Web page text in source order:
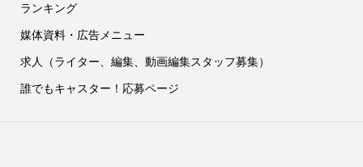
ランキング
媒体資料・広告メニュー
求人（ライター、編集、動画編集スタッフ募集）
誰でもキャスター！応募ページ